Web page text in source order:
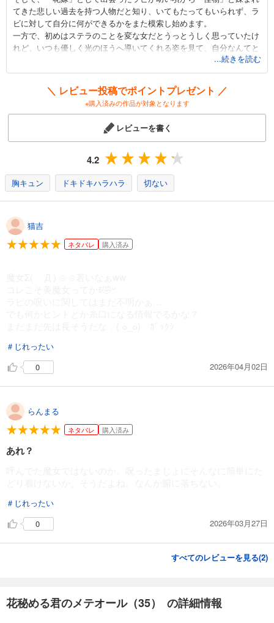
てきた悲しい過去を持つ人物だと知り、いてもたってもいられず、ラ
ビに対して自分に何ができるかをまた模索し始めます。
一方で、初めはステラのことを変な女だとうっとうしく思っていたけ
れど、いつも優しく光のほうへ導いてくれる姿を見て、自分なんてと
ぎこちなく、でもどんどん近づいていく二人の距離に、きゅんきゅん
とドキドキが止まりません！
ちょっと大人な異世界純愛ストーリーを、ぜひご一読ください！
...続きを読む
＼ レビュー投稿でポイントプレゼント ／
※購入済みの作品が対象となります
レビューを書く
4.2
胸キュン ドキドキハラハラ 切ない
猫吉
ネタバレ 購入済み
＃じれったい
0
2026年04月02日
らんまる
ネタバレ 購入済み
あれ？
＃じれったい
0
2026年03月27日
すべてのレビューを見る(2)
花秘める君のメテオール（35） の詳細情報